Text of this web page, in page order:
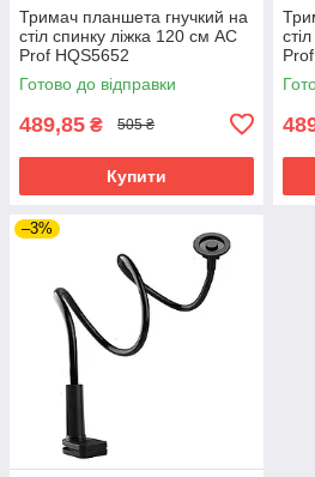
Тримач планшета гнучкий на
стіл спинку ліжка 120 см AC
Prof HQS5652
Готово до відправки
489,85 ₴ 505 ₴
Купити
–3%